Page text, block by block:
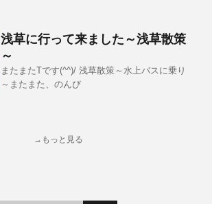
浅草に行って来ました～浅草散策
～
またまたTです(^^)/ 浅草散策～水上バスに乗り
～またまた、のんび
→もっと見る